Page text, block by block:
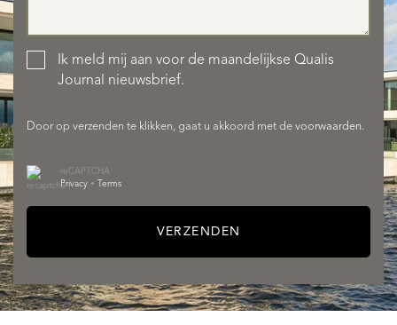
Ik meld mij aan voor de maandelijkse Qualis
Journal nieuwsbrief.
Door op verzenden te klikken, gaat u akkoord met de voorwaarden.
reCAPTCHA
Privacy • Terms
VERZENDEN
AANBOD